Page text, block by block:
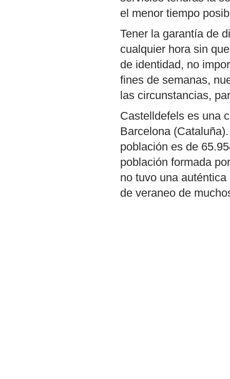
el menor tiempo
Tener la garantía de
cualquier hora sin
de identidad, no
fines de semanas,
las circunstancias,
Castelldefels es una
Barcelona
población es de
población formada
no tuvo una
de veraneo de